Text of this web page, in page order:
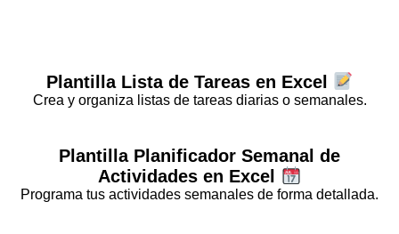
Plantilla Lista de Tareas en Excel
Crea y organiza listas de tareas diarias o semanales.
Plantilla Planificador Semanal de
Actividadesen Excel
Programa tus actividades semanales de forma detallada.